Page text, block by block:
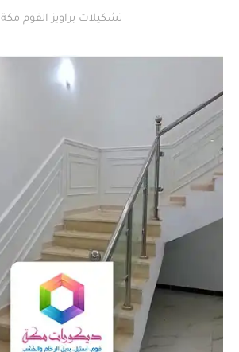
تشكيلات براويز الفوم مكة